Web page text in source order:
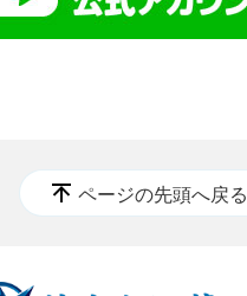
ページの先頭へ戻る